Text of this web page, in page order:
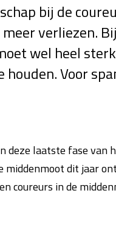
bij de
verliezen.
wel heel
Voor
deze laatste fase van
middenmoot dit jaar
en coureurs in de